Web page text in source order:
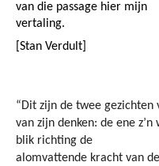
van die passage hier mijn
vertaling.
[Stan Verdult]
“Dit zijn de twee gezichten
van zijn denken: de ene
blik richting de
alomvattende kracht van